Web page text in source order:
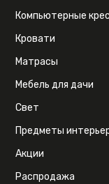
Компьютерные
Кровати
Матрасы
Мебель для дачи
Свет
Предметы
Акции
Распродажа